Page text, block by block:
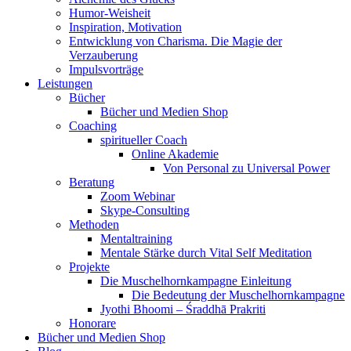
Humor-Weisheit
Inspiration, Motivation
Entwicklung von Charisma. Die Magie der
Verzauberung
Impulsvorträge
Leistungen
Bücher
Bücher und Medien Shop
Coaching
spiritueller Coach
Online Akademie
Von Personal zu Universal Power
Beratung
Zoom Webinar
Skype-Consulting
Methoden
Mentaltraining
Mentale Stärke durch Vital Self Meditation
Projekte
Die Muschelhornkampagne Einleitung
Die Bedeutung der Muschelhornkampagne
Jyothi Bhoomi – Śraddhā Prakriti
Honorare
Bücher und Medien Shop